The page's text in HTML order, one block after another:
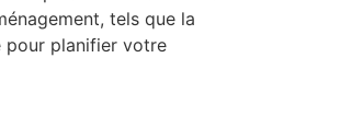
tels que la
pour planifier votre